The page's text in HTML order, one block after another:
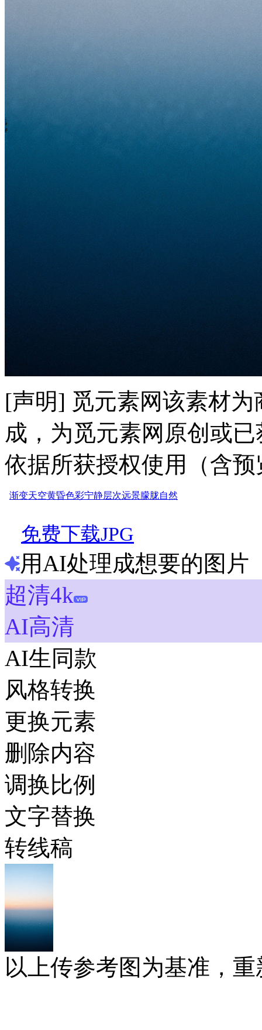
[声明] 觅元素网该素材
成，为觅元素网原创或
依据所获授权使用（含
渐变天空黄昏色彩宁静层次远景朦胧自然
免费下载JPG
用AI处理成想要的图片
超清4k
AI高清
AI生同款
风格转换
更换元素
删除内容
调换比例
文字替换
转线稿
以上传参考图为基准，